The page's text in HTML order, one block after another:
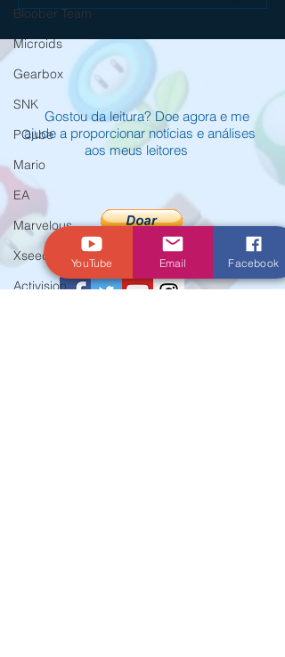
Bloober Team
Microids
Gearbox
SNK
PQube
Mario
EA
Marvelous
Xseed
Activision
no Nintendo Switch 2
Gostou da leitura? Doe agora e me
ajude a proporcionar notícias e análises
aos meus leitores
YouTube Email Facebook